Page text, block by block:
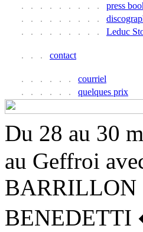
. . . . . . . . . press
. . . . . . . . .
. . . . . . . . . Leduc
. . . contact
. . . . . . courriel
. . . . . . quelques prix
Du 28 au 30
au Geffroi
BARRILLON
BENEDETTI